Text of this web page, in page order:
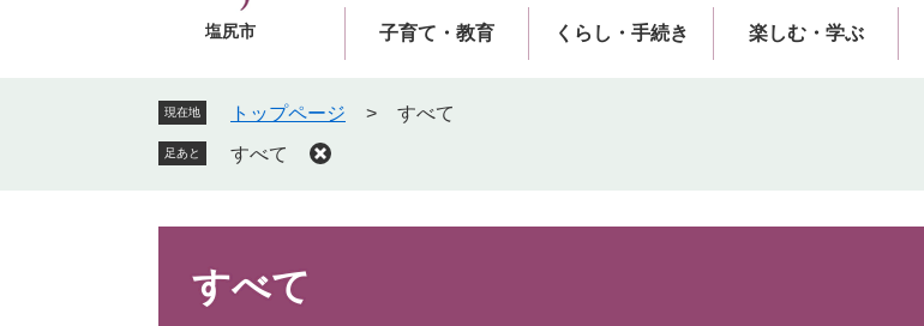
塩尻市 子育て・教育 くらし・手続き 楽しむ・学ぶ
現在地 トップページ > すべて
足あと すべて
すべて